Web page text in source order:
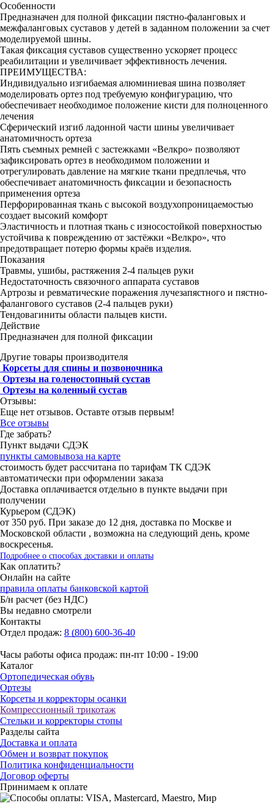
Особенности
Предназначен для полной фиксации пястно-фаланговых и
межфаланговых суставов у детей в заданном положении за счет
моделируемой шины.
Такая фиксация суставов существенно ускоряет процесс
реабилитации и увеличивает эффективность лечения.
ПРЕИМУЩЕСТВА:
Индивидуально изгибаемая алюминиевая шина позволяет
моделировать ортез под требуемую конфигурацию, что
обеспечивает необходимое положение кисти для полноценного
лечения
Сферический изгиб ладонной части шины увеличивает
анатомичность ортеза
Пять съемных ремней с застежками «Велкро» позволяют
зафиксировать ортез в необходимом положении и
отрегулировать давление на мягкие ткани предплечья, что
обеспечивает анатомичность фиксации и безопасность
применения ортеза
Перфорированная ткань с высокой воздухопроницаемостью
создает высокий комфорт
Эластичность и плотная ткань с износостойкой поверхностью
устойчива к повреждению от застёжки «Велкро», что
предотвращает потерю формы краёв изделия.
Показания
Травмы, ушибы, растяжения 2-4 пальцев руки
Недостаточность связочного аппарата суставов
Артрозы и ревматические поражения лучезапястного и пястно-
фалангового суставов (2-4 пальцев руки)
Тендовагиниты области пальцев кисти.
Действие
Предназначен для полной фиксации
Другие товары производителя
Корсеты для спины и позвоночника
Ортезы на голеностопный сустав
Ортезы на коленный сустав
Отзывы:
Еще нет отзывов. Оставте отзыв первым!
Все отзывы
Где забрать?
Пункт выдачи СДЭК
пункты самовывоза на карте
стоимость будет рассчитана по тарифам ТК СДЭК
автоматически при оформлении заказа
Доставка оплачивается отдельно в пункте выдачи при
получении
Курьером (СДЭК)
от 350 руб. При заказе до 12 дня, доставка по Москве и
Московской области , возможна на следующий день, кроме
воскресенья.
Подробнее о способах доставки и оплаты
Как оплатить?
Онлайн на сайте
правила оплаты банковской картой
Б/н расчет (без НДС)
Вы недавно смотрели
Контакты
Отдел продаж: 8 (800) 600-36-40
Часы работы офиса продаж: пн-пт 10:00 - 19:00
Каталог
Ортопедическая обувь
Ортезы
Корсеты и корректоры осанки
Компрессионный трикотаж
Стельки и корректоры стопы
Разделы сайта
Доставка и оплата
Обмен и возврат покупок
Политика конфиденциальности
Договор оферты
Принимаем к оплате